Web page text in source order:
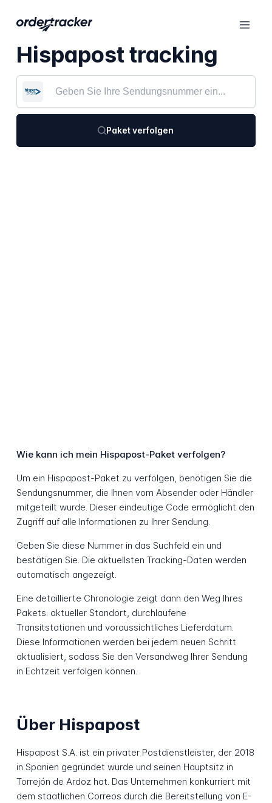
Hispapost tracking
Paket verfolgen
Wie kann ich mein Hispapost-Paket verfolgen?
Um ein Hispapost-Paket zu verfolgen, benötigen Sie die
Sendungsnummer, die Ihnen vom Absender oder Händler
mitgeteilt wurde. Dieser eindeutige Code ermöglicht den
Zugriff auf alle Informationen zu Ihrer Sendung.
Geben Sie diese Nummer in das Suchfeld ein und
bestätigen Sie. Die aktuellsten Tracking-Daten werden
automatisch angezeigt.
Eine detaillierte Chronologie zeigt dann den Weg Ihres
Pakets: aktueller Standort, durchlaufene
Transitstationen und voraussichtliches Lieferdatum.
Diese Informationen werden bei jedem neuen Schritt
aktualisiert, sodass Sie den Versandweg Ihrer Sendung
in Echtzeit verfolgen können.
Über Hispapost
Hispapost S.A. ist ein privater Postdienstleister, der 2018
in Spanien gegründet wurde und seinen Hauptsitz in
Torrejón de Ardoz hat. Das Unternehmen konkurriert mit
dem staatlichen Correos durch die Bereitstellung von E-